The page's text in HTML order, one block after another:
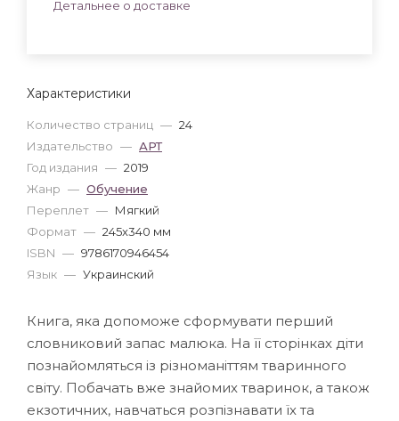
Характеристики
Количество страниц — 24
Издательство — АРТ
Год издания — 2019
Жанр — Обучение
Переплет — Мягкий
Формат — 245x340 мм
ISBN — 9786170946454
Язык — Украинский
Детальнее о доставке
Книга, яка допоможе сформувати перший
словниковий запас малюка. На її сторінках діти
познайомляться із різноманіттям тваринного
світу. Побачать вже знайомих тваринок, а також
екзотичних, навчаться розпізнавати їх та